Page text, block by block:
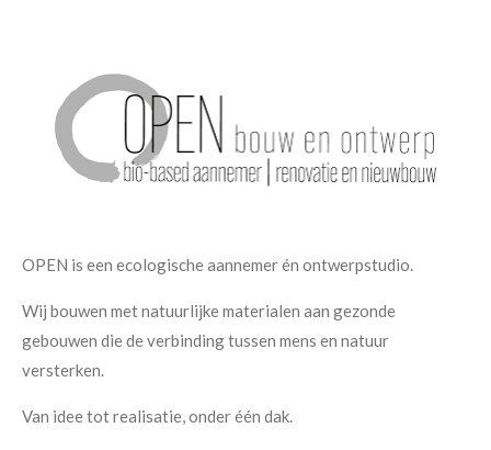
OPEN is een ecologische aannemer én ontwerpstudio.
Wij bouwen met natuurlijke materialen aan gezonde
gebouwen die de verbinding tussen mens en natuur
versterken.
Van idee tot realisatie, onder één dak.